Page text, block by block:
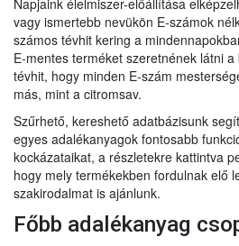
vagy ismertebb nevükön E-számok
számos tévhit kering a
E-mentes terméket szeretnének látni
tévhit, hogy minden E-szám
más, mint a citromsav.
Szűrhető, kereshető adatbázisunk
egyes adalékanyagok fontosabb
kockázataikat, a részletekre kattintva
hogy mely termékekben fordulnak elő
szakirodalmat is ajánlunk.
Főbb adalékanyag